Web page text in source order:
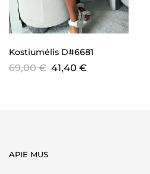
Kostiumėlis D#6681
69,00€ 41,40 €
APIE MUS